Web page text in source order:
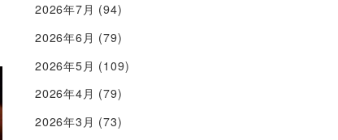
2026年7月 (94)
2026年6月 (79)
2026年5月 (109)
2026年4月 (79)
2026年3月 (73)